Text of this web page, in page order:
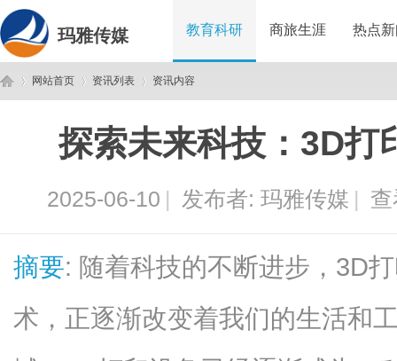
玛雅传媒 教育科研 商旅生涯 热点
网站首页
›
资讯列表
›
资讯内容
探索未来科技：3D打
2025-06-10 | 发布者: 玛雅传媒 |
摘要: 随着科技的不断进步，3D
术，正逐渐改变着我们的生活和